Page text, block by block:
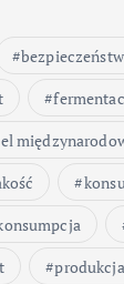
produkcja